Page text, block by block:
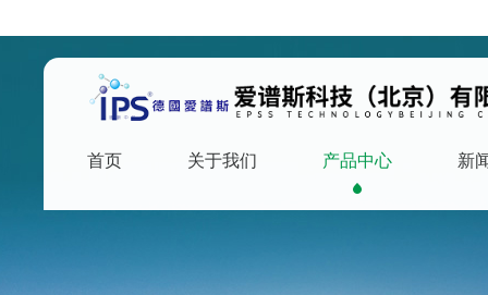
首页 关于我们 产品中心 新